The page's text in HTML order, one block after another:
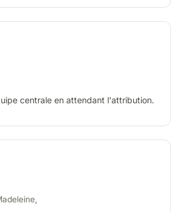
centrale en attendant l'attribution.